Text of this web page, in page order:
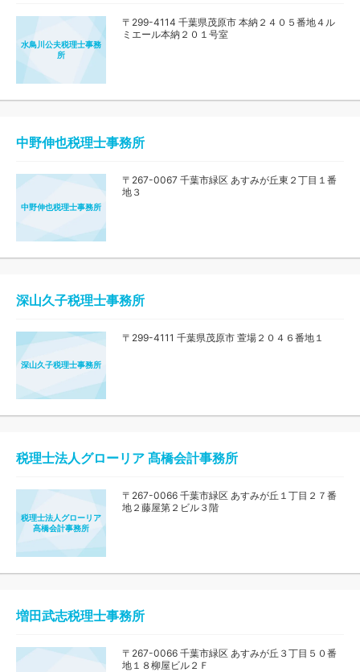
水鳥川公夫税理士事務
所
〒299-4114 千葉県茂原市 本納２４０５番地４ル
ミエール本納２０１号室
中野伸也税理士事務所
中野伸也税理士事務所
〒267-0067 千葉市緑区 あすみが丘東２丁目１番
地３
深山久子税理士事務所
深山久子税理士事務所
〒299-4111 千葉県茂原市 萱場２０４６番地１
税理士法人グローリア 髙橋会計事務所
税理士法人グローリア
髙橋会計事務所
〒267-0066 千葉市緑区 あすみが丘１丁目２７番
地２藤屋第２ビル３階
増田武志税理士事務所
〒267-0066 千葉市緑区 あすみが丘３丁目５０番
地１８柳屋ビル２Ｆ